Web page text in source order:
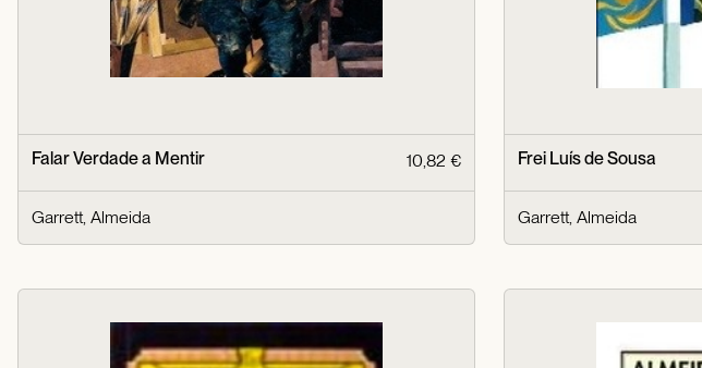
Falar Verdade a Mentir 10,82 €
Garrett, Almeida
Frei Luís de Sousa
Garrett, Almeida